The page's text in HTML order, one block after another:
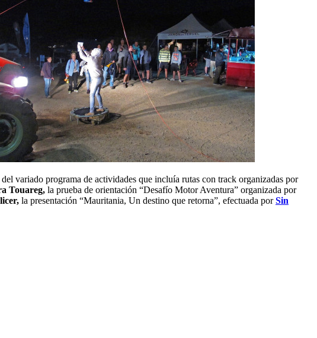
variado programa de actividades que incluía rutas con track organizadas por
Touareg, la prueba de orientación “Desafío Motor Aventura” organizada por
la presentación “Mauritania, Un destino que retorna”, efectuada porSin